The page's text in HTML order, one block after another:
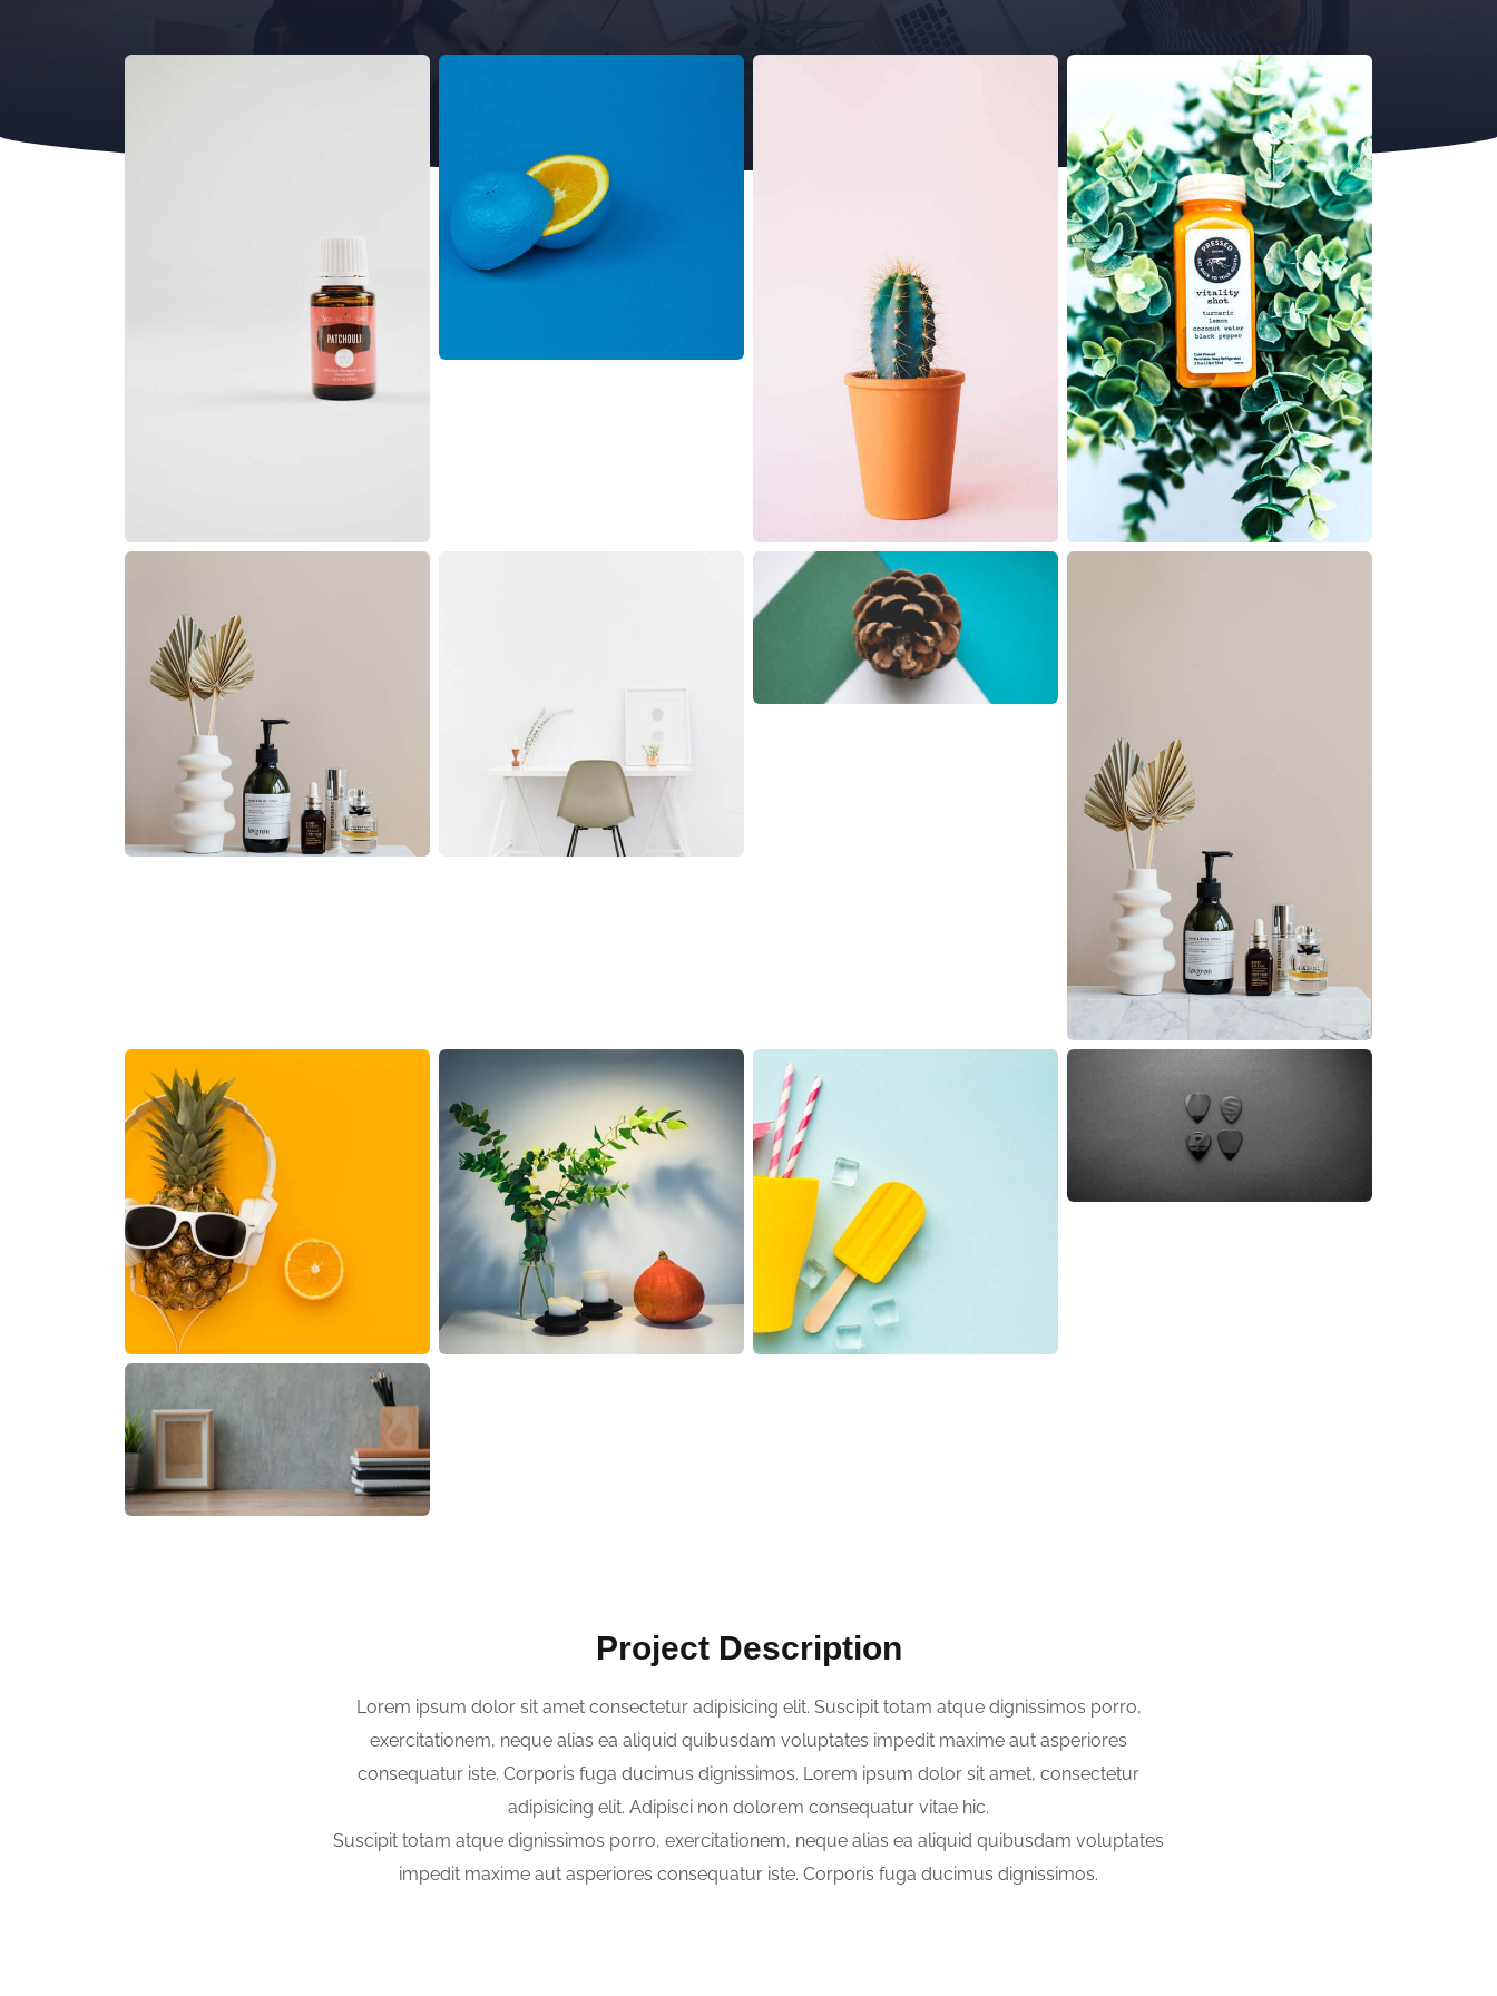
Project Description
Lorem ipsum dolor sit amet consectetur adipisicing elit. Suscipit totam atque dignissimos porro,
exercitationem, neque alias ea aliquid quibusdam voluptates impedit maxime aut asperiores
consequatur iste. Corporis fuga ducimus dignissimos. Lorem ipsum dolor sit amet, consectetur
adipisicing elit. Adipisci non dolorem consequatur vitae hic.
Suscipit totam atque dignissimos porro, exercitationem, neque alias ea aliquid quibusdam voluptates
impedit maxime aut asperiores consequatur iste. Corporis fuga ducimus dignissimos.